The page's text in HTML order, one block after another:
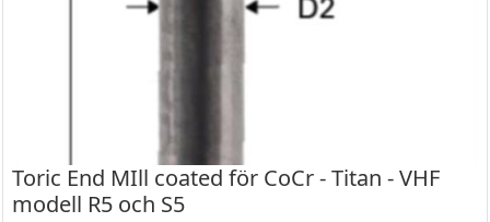
Toric End MIll coated för CoCr - Titan - VHF
modell R5 och S5